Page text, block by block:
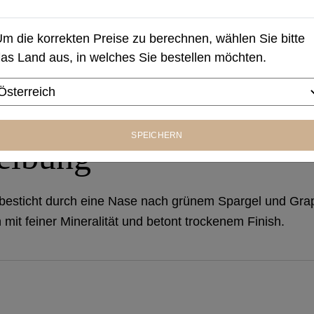
durch eine Nase nach grünem Spargel und
mit feiner Mineralität und betont trockenem Finish.
die korrekten Preise zu berechnen, wählen Sie bitte
Land aus, in welches Sie bestellen möchten.
SPEICHERN